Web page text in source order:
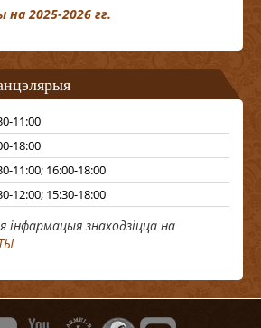
на 2025-2026 гг.
11:00
18:00
11:00; 16:00-18:00
12:00; 15:30-18:00
інфармацыя знаходзіцца на